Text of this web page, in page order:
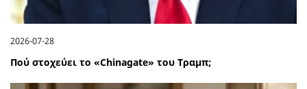
2026-07-28
Πού στοχεύει το «Chinagate» του Τραμπ;